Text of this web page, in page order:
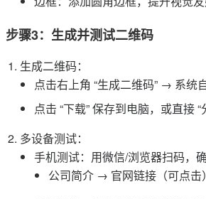
步骤3：生成并测试二维码
生成二维码：
点击右上角 “生成二维码” → 系统
点击 “下载” 保存到电脑，或直接 “
多设备测试：
手机测试：用微信/浏览器扫码，
公司简介 → 官网链接（可点